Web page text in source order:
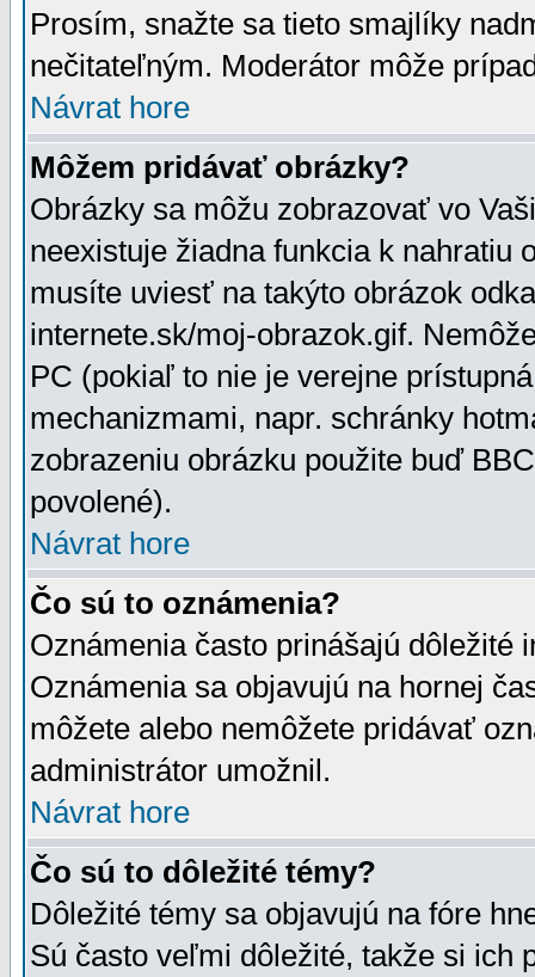
Prosím, snažte sa tieto smajlíky
nečitateľným. Moderátor môže
Návrat hore
Môžem pridávať obrázky?
Obrázky sa môžu zobrazovať vo
neexistuje žiadna funkcia k nahratiu
musíte uviesť na takýto obrázok
internete.sk/moj-obrazok.gif.
PC (pokiaľ to nie je verejne
mechanizmami, napr. schránky
zobrazeniu obrázku použite buď
povolené).
Návrat hore
Čo sú to oznámenia?
Oznámenia často prinášajú dôležité
Oznámenia sa objavujú na hornej
môžete alebo nemôžete pridávať
administrátor umožnil.
Návrat hore
Čo sú to dôležité témy?
Dôležité témy sa objavujú na fóre
Sú často veľmi dôležité, takže si ich